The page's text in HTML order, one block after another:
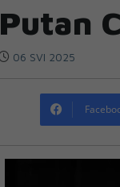
Putan
06 SVI 2025